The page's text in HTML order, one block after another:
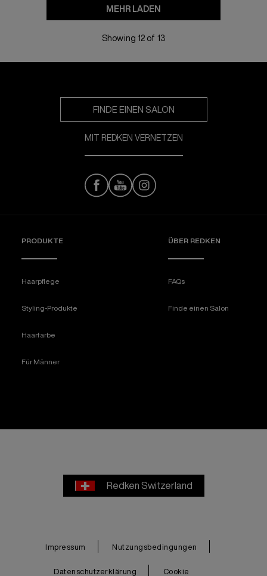
MEHR LADEN
Showing 12 of 13
FINDE EINEN SALON
MIT REDKEN VERNETZEN
PRODUKTE
Haarpflege
Styling-Produkte
Haarfarbe
Für Männer
ÜBER REDKEN​
FAQs
Finde einen Salon
Redken Switzerland
Impressum Nutzungsbedingungen
Datenschutzerklärung Cookie